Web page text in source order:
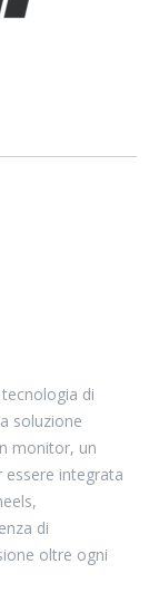
di
soluzione
monitor, un
integrata
di
oltre ogni